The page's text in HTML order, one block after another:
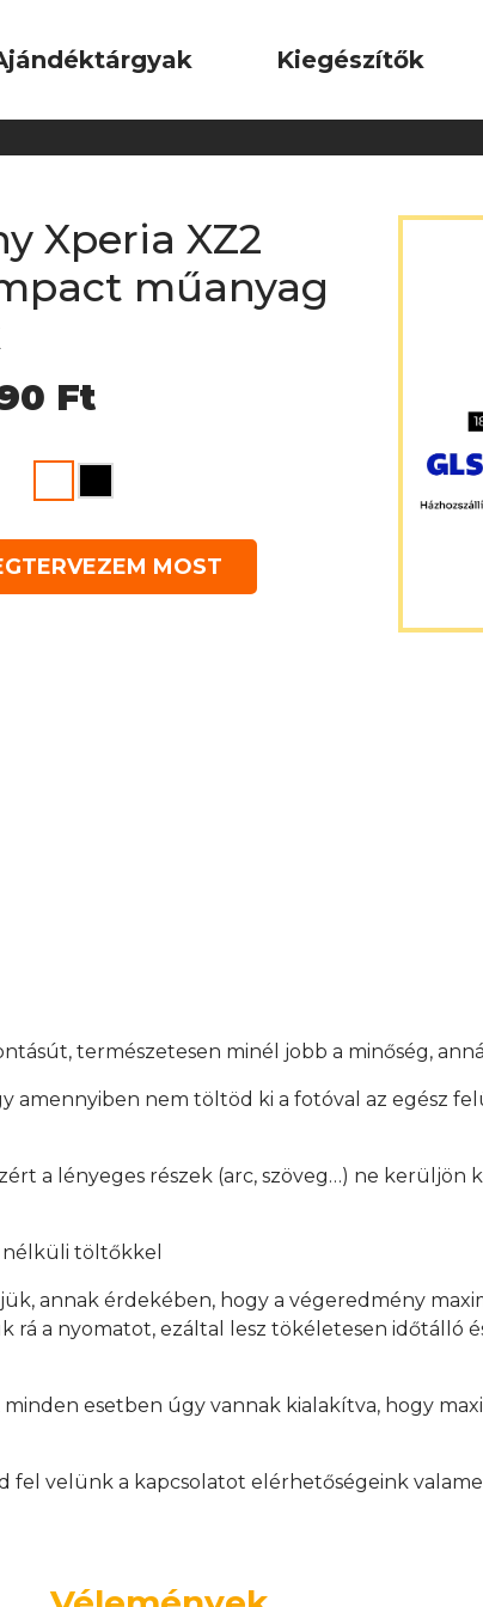
Kiegészítők
Xperia XZ2
műanyag
Ft
MOST
természetesen minél jobb a minőség,
nem töltöd ki a fotóval az egész
a lényeges részek (arc, szöveg…) ne kerüljön
töltőkkel
annak érdekében, hogy a végeredmény
a nyomatot, ezáltal lesz tökéletesen időtálló
esetben úgy vannak kialakítva, hogy
velünk a kapcsolatot elérhetőségeink